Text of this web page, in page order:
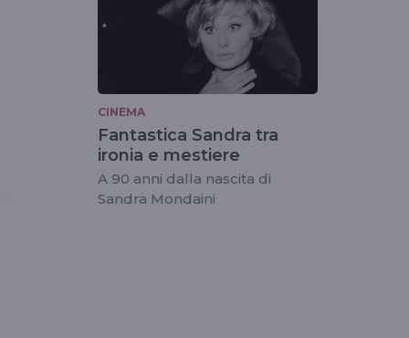
CINEMA
Fantastica Sandra tra
ironia e mestiere
A 90 anni dalla nascita di
Sandra Mondaini